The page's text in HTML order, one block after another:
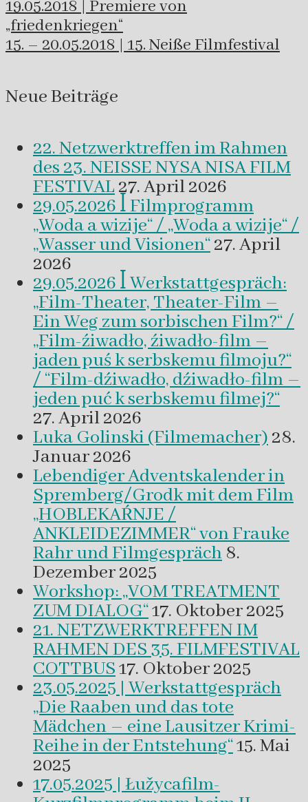
19.05.2018 | Premiere von
„friedenkriegen“
15. – 20.05.2018 | 15. Neiße Filmfestival
Neue Beiträge
22. Netzwerktreffen im Rahmen
des 23. NEISSE NYSA NISA FILM
FESTIVAL27. April 2026
29.05.2026 ꟾ Filmprogramm
„Woda a wizije“ / „Woda a wizije“ /
„Wasser und Visionen“27. April
2026
29.05.2026 ꟾ Werkstattgespräch:
„Film-Theater, Theater-Film –
Ein Weg zum sorbischen Film?“ /
„Film-źiwadło, źiwadło-film –
jaden puś k serbskemu filmoju?“
/ “Film-dźiwadło, dźiwadło-film –
jeden puć k serbskemu filmej?“
27. April 2026
Luka Golinski (Filmemacher)28.
Januar 2026
Lebendiger Adventskalender in
Spremberg/Grodk mit dem Film
„HOBLEKAŔNJE /
ANKLEIDEZIMMER“ von Frauke
Rahr und Filmgespräch 8.
Dezember 2025
Workshop: „VOM TREATMENT
ZUM DIALOG“17. Oktober 2025
21. NETZWERKTREFFEN IM
RAHMEN DES 35. FILMFESTIVAL
COTTBUS17. Oktober 2025
23.05.2025 | Werkstattgespräch
„Die Raaben und das tote
Mädchen – eine Lausitzer Krimi-
Reihe in der Entstehung“15. Mai
2025
17.05.2025 | Łužycafilm-